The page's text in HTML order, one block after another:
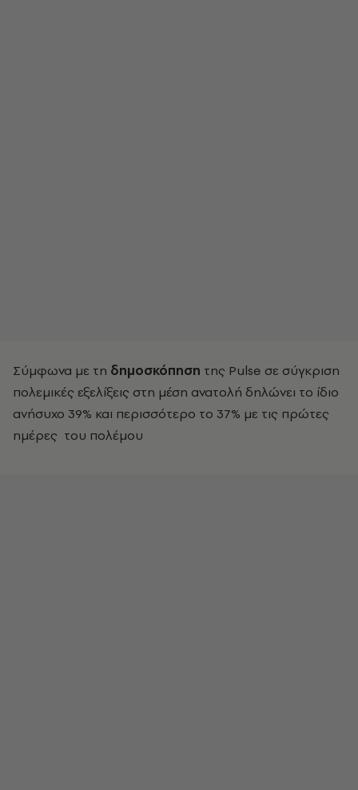
Σύμφωνα με τη δημοσκόπηση της Pulse σε σύγκριση
πολεμικές εξελίξεις στη μέση ανατολή δηλώνει το ίδιο
ανήσυχο 39% και περισσότερο το 37% με τις πρώτες
ημέρες του πολέμου